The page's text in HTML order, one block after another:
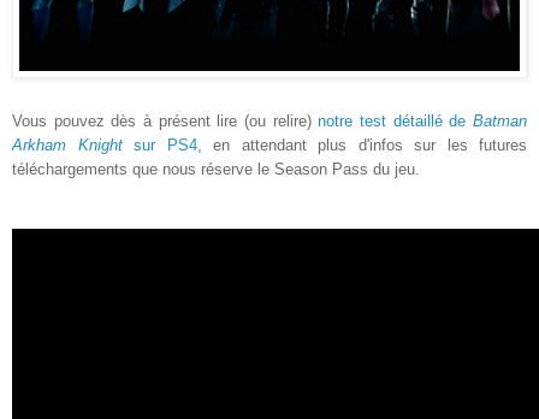
Vous pouvez dès à présent lire (ou relire)notre test détaillé deBatman
Arkham Knightsur PS4, en attendant plus d'infos sur les futures
téléchargements que nous réserve le Season Pass du jeu.